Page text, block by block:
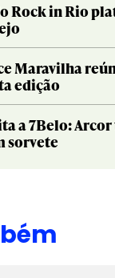
Rock in Rio
Maravilha
edição
a 7Belo:
sorvete